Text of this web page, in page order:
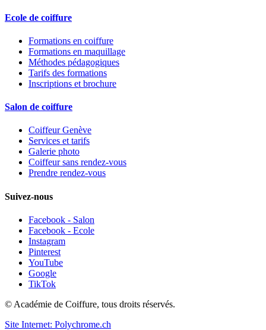
Ecole de coiffure
Formations en coiffure
Formations en maquillage
Méthodes pédagogiques
Tarifs des formations
Inscriptions et brochure
Salon de coiffure
Coiffeur Genève
Services et tarifs
Galerie photo
Coiffeur sans rendez-vous
Prendre rendez-vous
Suivez-nous
Facebook - Salon
Facebook - Ecole
Instagram
Pinterest
YouTube
Google
TikTok
© Académie de Coiffure, tous droits réservés.
Site Internet: Polychrome.ch